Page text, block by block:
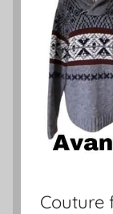
Couture